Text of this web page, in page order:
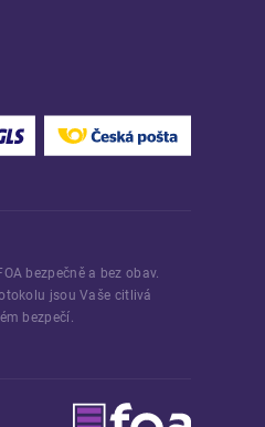
bezpečně a bez obav.
jsou Vaše citlivá
bezpečí.